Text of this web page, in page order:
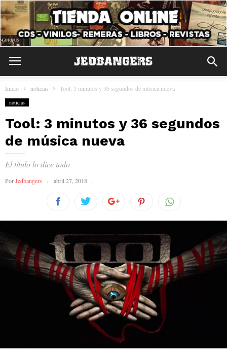
Inicio noticias Tool: 3 minutos y 36 segundos de música nueva
noticias
Tool: 3 minutos y 36 segundos
de música nueva
El título lo dice todo
PorJedbangers abril 27, 2018